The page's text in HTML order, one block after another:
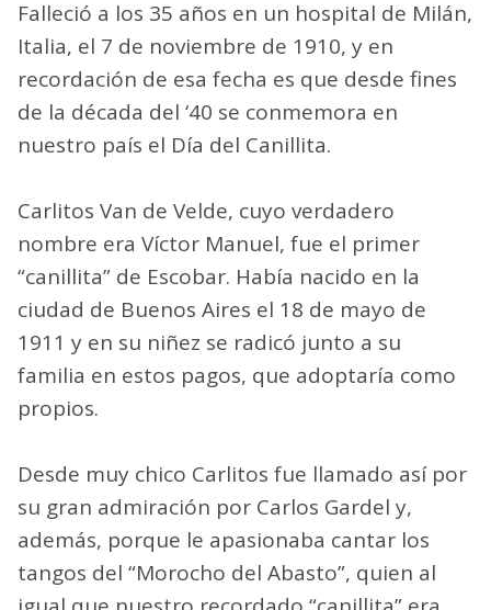
Falleció a los 35 años en un hospital de Milán,
Italia, el 7 de noviembre de 1910, y en
recordación de esa fecha es que desde fines
de la década del ‘40 se conmemora en
nuestro país el Día del Canillita.
Carlitos Van de Velde, cuyo verdadero
nombre era Víctor Manuel, fue el primer
“canillita” de Escobar. Había nacido en la
ciudad de Buenos Aires el 18 de mayo de
1911 y en su niñez se radicó junto a su
familia en estos pagos, que adoptaría como
propios.
Desde muy chico Carlitos fue llamado así por
su gran admiración por Carlos Gardel y,
además, porque le apasionaba cantar los
tangos del “Morocho del Abasto”, quien al